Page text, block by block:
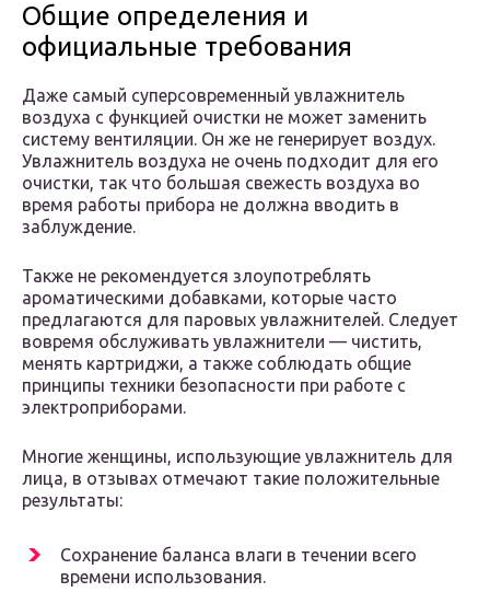
Общие определения и
официальные требования
Даже самый суперсовременный увлажнитель
воздуха с функцией очистки не может заменить
систему вентиляции. Он же не генерирует воздух.
Увлажнитель воздуха не очень подходит для его
очистки, так что большая свежесть воздуха во
время работы прибора не должна вводить в
заблуждение.
Также не рекомендуется злоупотреблять
ароматическими добавками, которые часто
предлагаются для паровых увлажнителей. Следует
вовремя обслуживать увлажнители — чистить,
менять картриджи, а также соблюдать общие
принципы техники безопасности при работе с
электроприборами.
Многие женщины, использующие увлажнитель для
лица, в отзывах отмечают такие положительные
результаты:
Сохранение баланса влаги в течении всего
времени использования.